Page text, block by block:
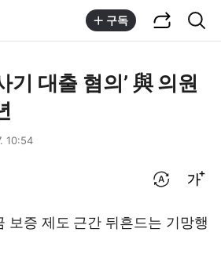
구독
기 대출 혐의’ 與 의원
10:54
보증 제도 근간 뒤흔드는 기망행